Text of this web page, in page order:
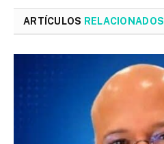
ARTÍCULOS RELACIONADOS